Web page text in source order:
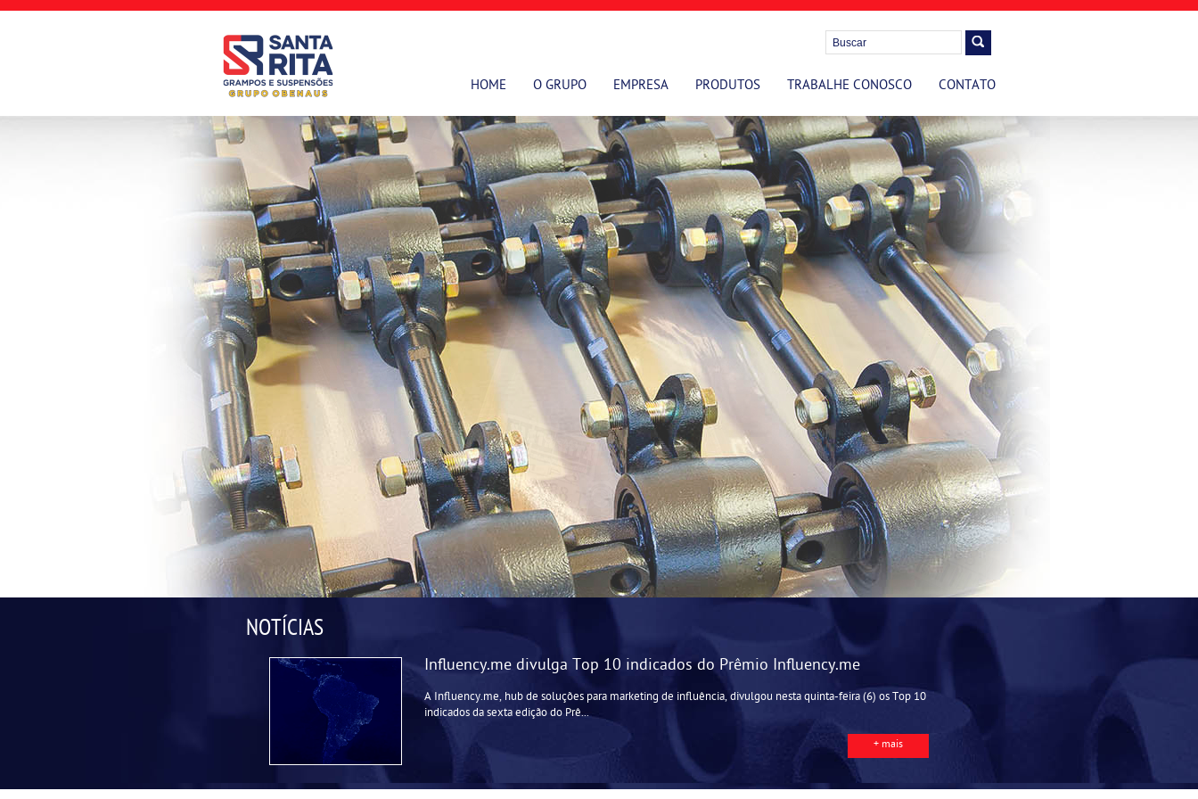
HOME O GRUPO EMPRESA PRODUTOS TRABALHE CONOSCO CONTATO
NOTÍCIAS
Influency.me divulga Top 10 indicados do Prêmio Influency.me
A Influency.me, hub de soluções para marketing de influência, divulgou nesta quinta-feira (6) os Top 10
indicados da sexta edição do Prê...
+ mais